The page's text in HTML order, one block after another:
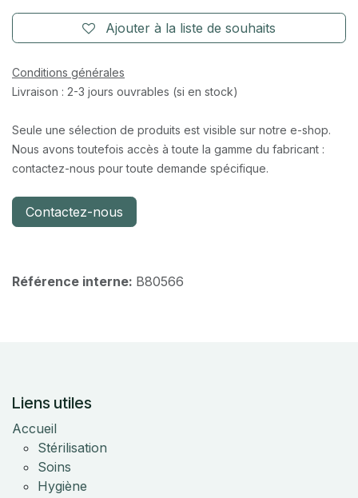
Ajouter à la liste de souhaits
Conditions générales
Livraison : 2-3 jours ouvrables (si en stock)
Seule une sélection de produits est visible sur notre e-shop.
Nous avons toutefois accès à toute la gamme du fabricant :
contactez-nous pour toute demande spécifique.
Contactez-nous
Référence interne: B80566
Liens utiles
Accueil
Stérilisation
Soins
Hygiène